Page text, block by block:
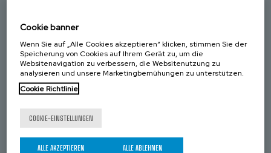
GROSS BRITANIEN
Chichester, West Sussex +44 (0) 1243 810240
Eastwood, Nottingham+44 (0) 115 9324046
KANADA
USA
Amory, Mississippi+1 662 256 2227
Cookie banner
Wenn Sie auf „Alle Cookies akzeptieren“ klicken, stimmen Sie der
Speicherung von Cookies auf Ihrem Gerät zu, um die
Websitenavigation zu verbessern, die Websitenutzung zu
analysieren und unsere Marketingbemühungen zu unterstützen.
Cookie Richtlinie
COOKIE-EINSTELLUNGEN
ALLE ABLEHNEN
ALLE AKZEPTIEREN